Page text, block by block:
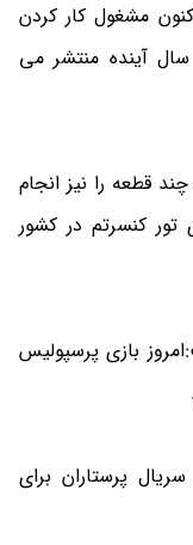
مشغول کار کردن
آینده منتشر می
قطعه را نیز انجام
کنسرتم در کشور
بازی پرسپولیس
پرستاران برای